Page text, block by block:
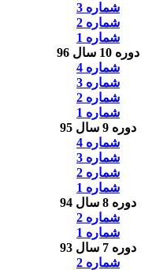
شماره 3
شماره 2
شماره 1
دوره 10 سال 96
شماره 4
شماره 3
شماره 2
شماره 1
دوره 9 سال 95
شماره 4
شماره 3
شماره 2
شماره 1
دوره 8 سال 94
شماره 2
شماره 1
دوره 7 سال 93
شماره 2